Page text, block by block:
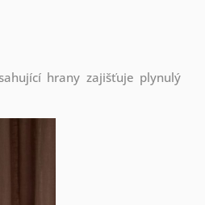
hrany zajišťuje plynulý